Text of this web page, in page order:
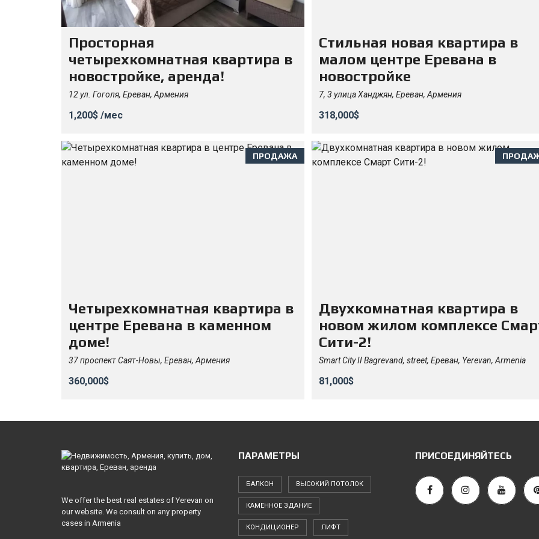
Просторная
четырехкомнатная квартира в
новостройке, аренда!
12 ул. Гоголя, Ереван, Армения
1,200$ /мес
Стильная новая квартира в
малом центре Еревана в
новостройке
7, 3 улица Ханджян, Ереван, Армения
318,000$
ПРОДАЖА
Четырехкомнатная квартира в
центре Еревана в каменном
доме!
37 проспект Саят-Новы, Ереван, Армения
360,000$
Двухкомнатная квартира в
новом жилом комплексе
Сити-2!
Smart City II Bagrevand, street, Ереван, Yerevan, Armenia
81,000$
We offer the best real estates of Yerevan on
our website. We consult on any property
cases in Armenia
ПАРАМЕТРЫ
БАЛКОН ВЫСОКИЙ ПОТОЛОК
КАМЕННОЕ ЗДАНИЕ
КОНДИЦИОНЕР ЛИФТ
ПРИСОЕДИНЯЙТЕСЬ